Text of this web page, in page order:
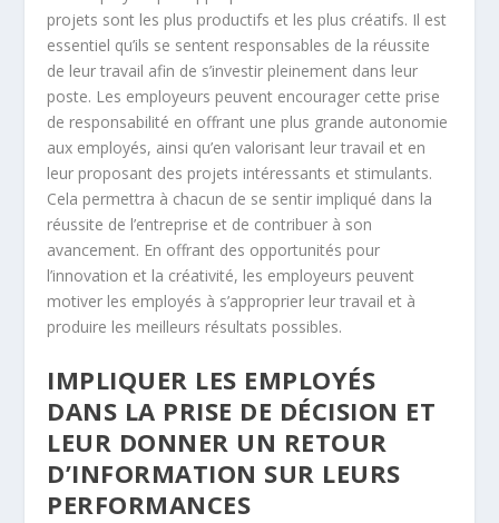
projets sont les plus productifs et les plus créatifs. Il est
essentiel qu’ils se sentent responsables de la réussite
de leur travail afin de s’investir pleinement dans leur
poste. Les employeurs peuvent encourager cette prise
de responsabilité en offrant une plus grande autonomie
aux employés, ainsi qu’en valorisant leur travail et en
leur proposant des projets intéressants et stimulants.
Cela permettra à chacun de se sentir impliqué dans la
réussite de l’entreprise et de contribuer à son
avancement. En offrant des opportunités pour
l’innovation et la créativité, les employeurs peuvent
motiver les employés à s’approprier leur travail et à
produire les meilleurs résultats possibles.
IMPLIQUER LES EMPLOYÉS
DANS LA PRISE DE DÉCISION ET
LEUR DONNER UN RETOUR
D’INFORMATION SUR LEURS
PERFORMANCES